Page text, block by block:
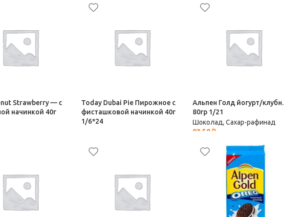
31,00
Strawberry — с
начинкой 40г
Today Dubai Pie Пирожное с
фисташковой начинкой 40г
1/6*24
32,50
Альпен Голд йогурт/клубн.
80гр 1/21
Шоколад, Сахар-рафинад
93,50 ₽